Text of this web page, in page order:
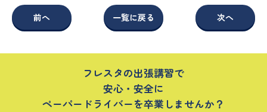
前へ 一覧に戻る 次へ
フレスタの出張講習で
安心・安全に
ペーパードライバーを卒業しませんか？